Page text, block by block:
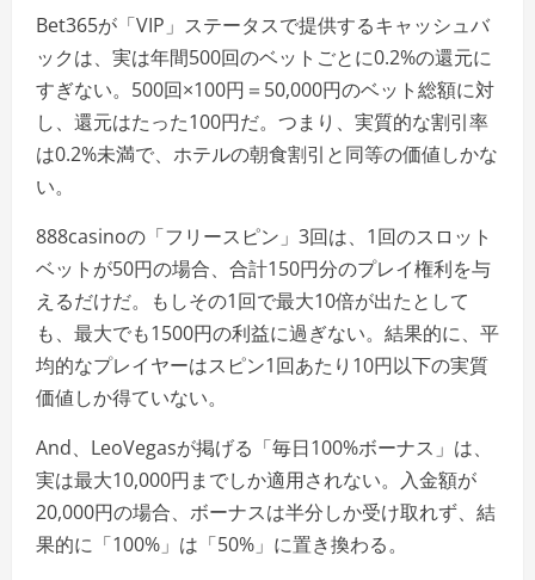
Bet365が「VIP」ステータスで提供するキャッシュバ
ックは、実は年間500回のベットごとに0.2%の還元に
すぎない。500回×100円＝50,000円のベット総額に対
し、還元はたった100円だ。つまり、実質的な割引率
は0.2%未満で、ホテルの朝食割引と同等の価値しかな
い。
888casinoの「フリースピン」3回は、1回のスロット
ベットが50円の場合、合計150円分のプレイ権利を与
えるだけだ。もしその1回で最大10倍が出たとして
も、最大でも1500円の利益に過ぎない。結果的に、平
均的なプレイヤーはスピン1回あたり10円以下の実質
価値しか得ていない。
And、LeoVegasが掲げる「毎日100%ボーナス」は、
実は最大10,000円までしか適用されない。入金額が
20,000円の場合、ボーナスは半分しか受け取れず、結
果的に「100%」は「50%」に置き換わる。